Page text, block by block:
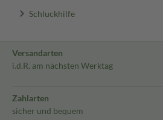
Schluckhilfe
Versandarten
i.d.R. am nächsten Werktag
Zahlarten
sicher und bequem